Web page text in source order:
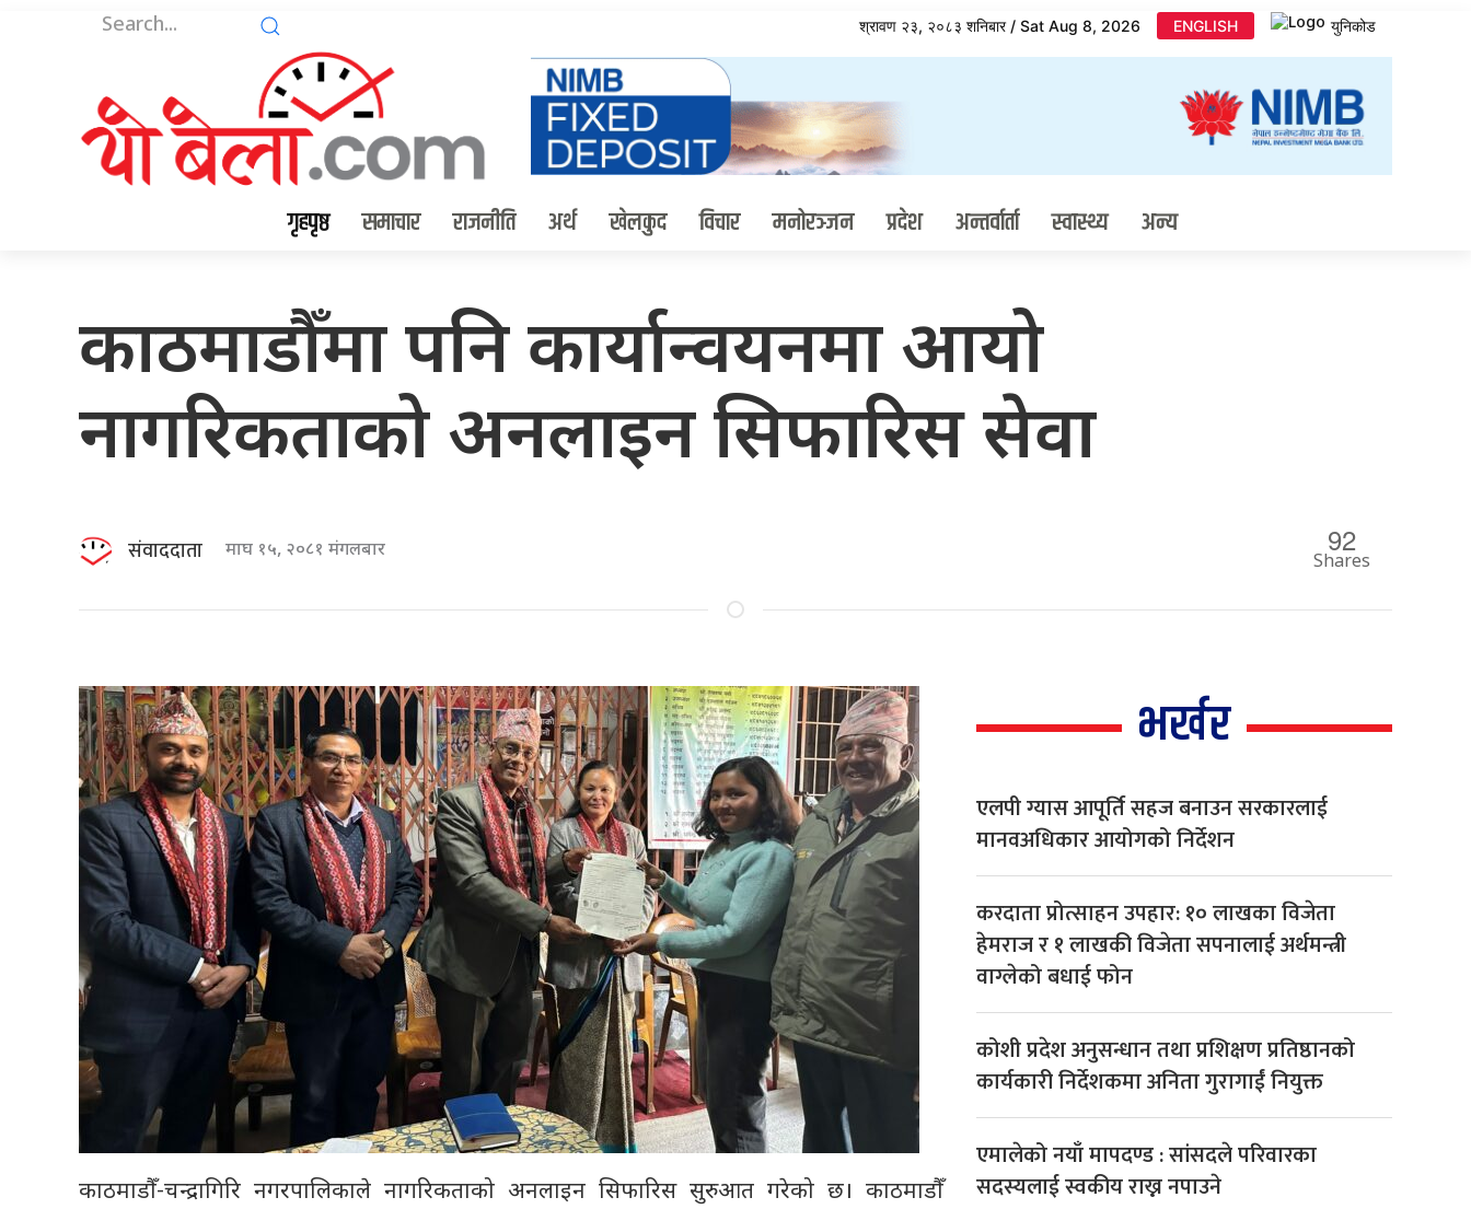
श्रावण २३, २०८३ शनिबार / Sat Aug 8, 2026 ENGLISH युनिकोड
गृहपृष्ठ समाचार राजनीति अर्थ खेलकुद विचार मनोरञ्जन प्रदेश अन्तर्वार्ता स्वास्थ्य अन्य
काठमाडौँमा पनि कार्यान्वयनमा आयो
नागरिकताको अनलाइन सिफारिस सेवा
संवाददाता माघ १५, २०८१ मंगलबार 92
Shares
काठमाडौँ-चन्द्रागिरि नगरपालिकाले नागरिकताको अनलाइन सिफारिस सुरुआत गरेको छ। काठमाडौँ
भर्खर
एलपी ग्यास आपूर्ति सहज बनाउन सरकारलाई
मानवअधिकार आयोगको निर्देशन
करदाता प्रोत्साहन उपहार: १० लाखका विजेता
हेमराज र १ लाखकी विजेता सपनालाई अर्थमन्त्री
वाग्लेको बधाई फोन
कोशी प्रदेश अनुसन्धान तथा प्रशिक्षण प्रतिष्ठानको
कार्यकारी निर्देशकमा अनिता गुरागाईं नियुक्त
एमालेको नयाँ मापदण्ड : सांसदले परिवारका
सदस्यलाई स्वकीय राख्न नपाउने